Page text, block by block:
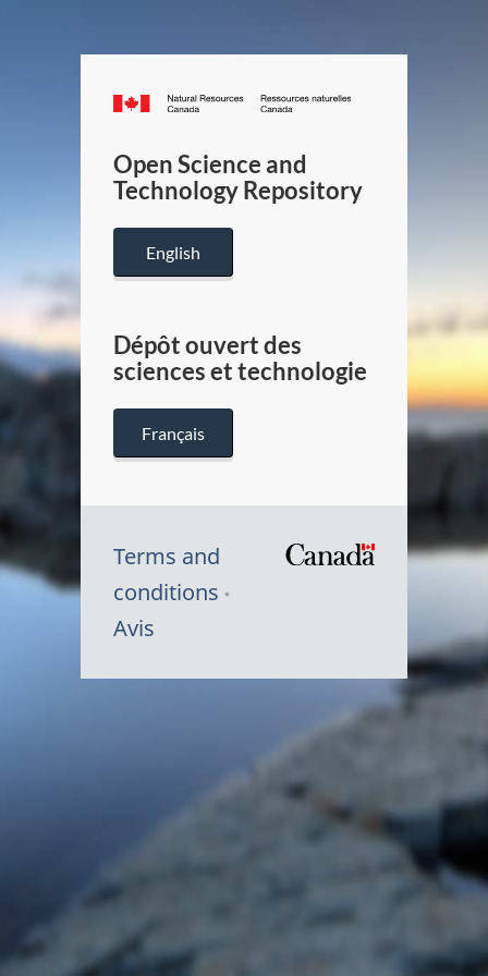
Canada.ca
/
Canada
Open Science and
Technology Repository
English
Dépôt ouvert des
sciences et technologie
Français
Terms and
conditions
Avis
du